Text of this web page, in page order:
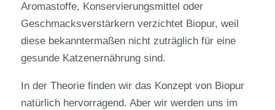
Aromastoffe, Konservierungsmittel oder
Geschmacksverstärkern verzichtet Biopur, weil
diese bekanntermaßen nicht zuträglich für eine
gesunde Katzenernährung sind.
In der Theorie finden wir das Konzept von Biopur
natürlich hervorragend. Aber wir werden uns im